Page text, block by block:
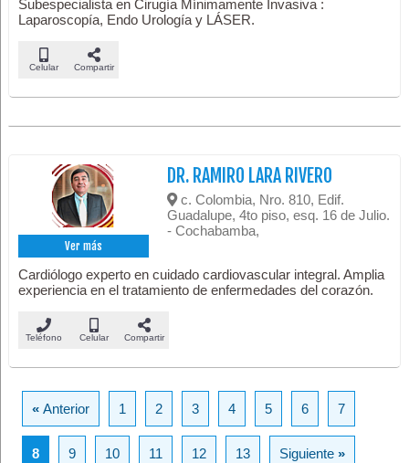
Subespecialista en Cirugía Mínimamente Invasiva :
Laparoscopía, Endo Urología y LÁSER.
Celular Compartir
Ver más
DR. RAMIRO LARA RIVERO
c. Colombia, Nro. 810, Edif.
Guadalupe, 4to piso, esq. 16 de Julio.
- Cochabamba,
Cardiólogo experto en cuidado cardiovascular integral. Amplia
experiencia en el tratamiento de enfermedades del corazón.
Teléfono Celular Compartir
«Anterior 1 2 3 4 5 6 7
8 9 10 11 12 13 Siguiente»